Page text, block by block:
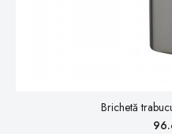
Brichetă